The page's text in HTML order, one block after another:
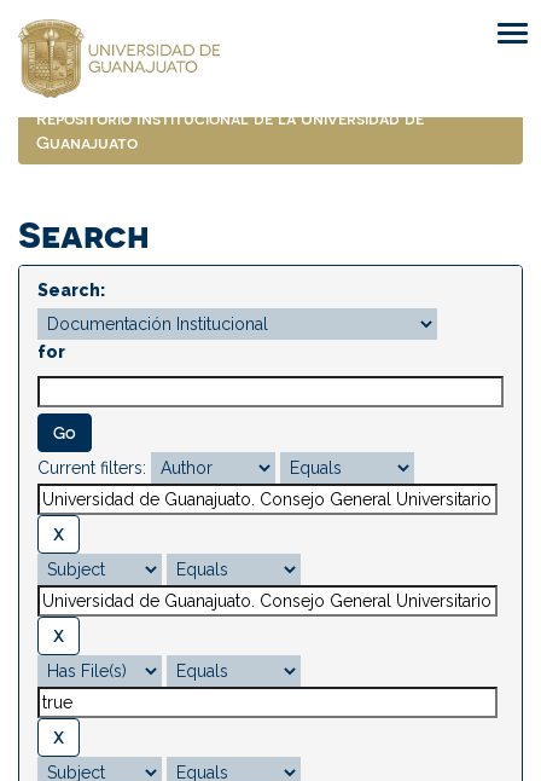
navigation
Repositorio Institucional de la Universidad de
Guanajuato
Search
Search:
for
Current filters: